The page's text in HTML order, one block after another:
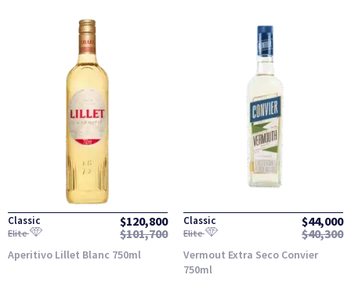
Classic $120,800
Elite $101,700
Aperitivo Lillet Blanc 750ml
Classic $44,000
Elite $40,300
Vermout Extra Seco Convier
750ml